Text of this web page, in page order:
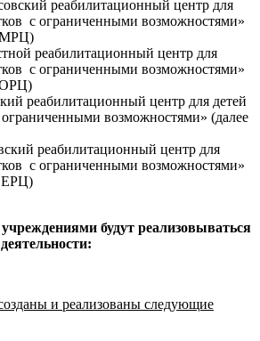
реабилитационный центр для
с ограниченными возможностями»
МРЦ)
реабилитационный центр для
с ограниченными возможностями»
реабилитационный центр для детей
возможностями» (далее
реабилитационный центр для
с ограниченными возможностями»
ЕРЦ)
будут реализовываться
и реализованы следующие